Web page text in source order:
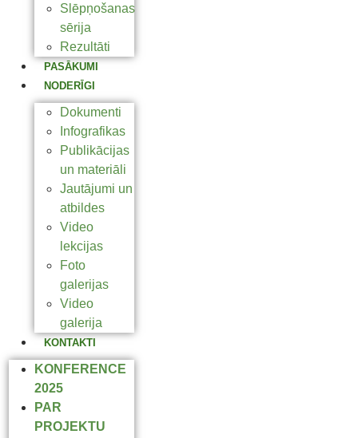
Slēpņošanas
sērija
Rezultāti
PASĀKUMI
NODERĪGI
Dokumenti
Infografikas
Publikācijas
un materiāli
Jautājumi un
atbildes
Video
lekcijas
Foto
galerijas
Video
galerija
KONTAKTI
KONFERENCE
2025
PAR
PROJEKTU